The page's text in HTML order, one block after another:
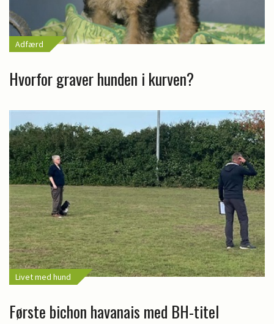
Adfærd
Hvorfor graver hunden i kurven?
Livet med hund
Første bichon havanais med BH-titel